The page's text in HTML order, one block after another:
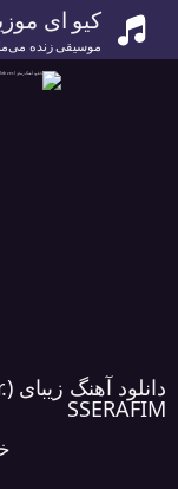
کیو ای
موسیقی زنده
SSERAFIM